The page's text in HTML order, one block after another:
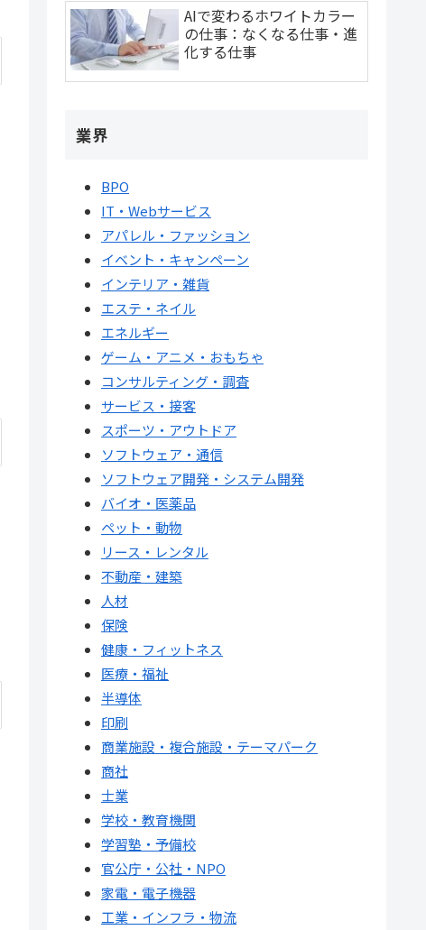
AIで変わるホワイトカラー
の仕事：なくなる仕事・進
化する仕事
業界
BPO
IT・Webサービス
アパレル・ファッション
イベント・キャンペーン
インテリア・雑貨
エステ・ネイル
エネルギー
ゲーム・アニメ・おもちゃ
コンサルティング・調査
サービス・接客
スポーツ・アウトドア
ソフトウェア・通信
ソフトウェア開発・システム開発
バイオ・医薬品
ペット・動物
リース・レンタル
不動産・建築
人材
保険
健康・フィットネス
医療・福祉
半導体
印刷
商業施設・複合施設・テーマパーク
商社
士業
学校・教育機関
学習塾・予備校
官公庁・公社・NPO
家電・電子機器
工業・インフラ・物流